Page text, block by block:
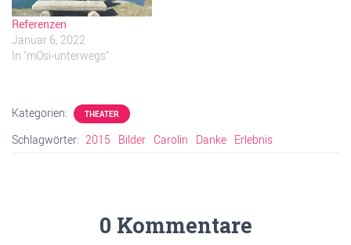
Referenzen
Januar 6, 2022
In "mOsi-unterwegs"
Kategorien: THEATER
Schlagwörter: 2015 Bilder Carolin Danke Erlebnis
0 Kommentare